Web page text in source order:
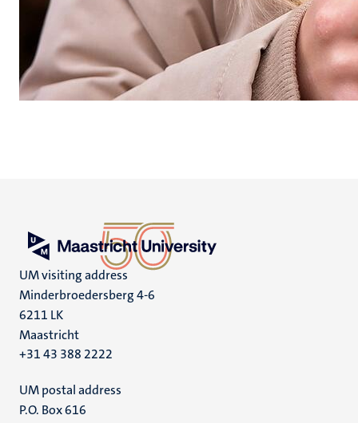
UM visiting address
Minderbroedersberg 4-6
6211 LK
Maastricht
+31 43 388 2222
UM postal address
P.O. Box 616